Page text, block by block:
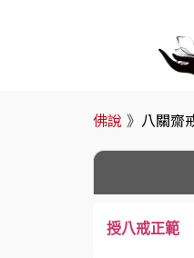
佛說 》 八關齋
授八戒正範